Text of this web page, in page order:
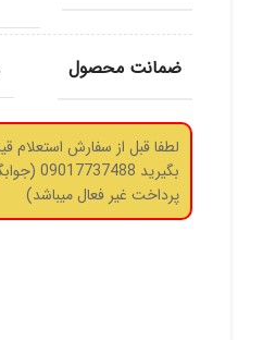
ضمانت محصول
لطفا قبل از سفارش استعلام
بگیرید
پرداخت غیر فعال میباشد)